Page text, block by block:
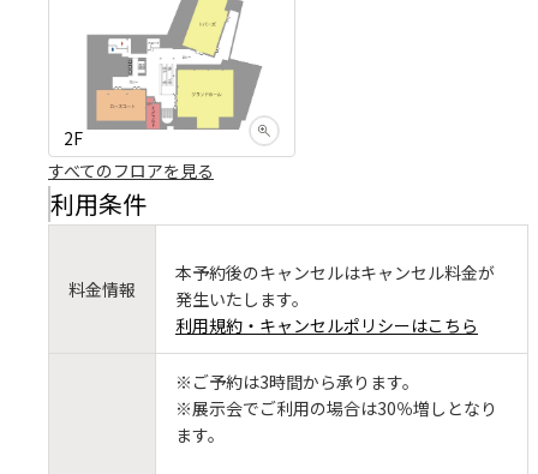
2F
すべてのフロアを見る
利用条件
料金情報
本予約後のキャンセルはキャンセル料金が
発生いたします。
利用規約・キャンセルポリシーはこちら
※ご予約は3時間から承ります。
※展示会でご利用の場合は30％増しとなり
ます。